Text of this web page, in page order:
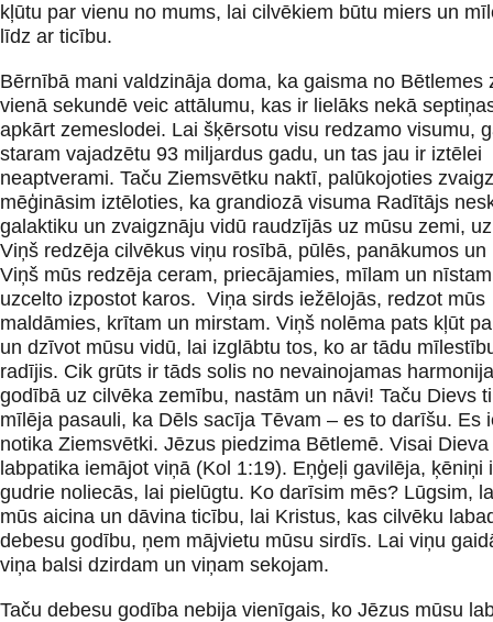
kļūtu par vienu no mums, lai cilvēkiem būtu miers un
līdz ar ticību.
Bērnībā mani valdzināja doma, ka gaisma no Bētlemes
vienā sekundē veic attālumu, kas ir lielāks nekā
apkārt zemeslodei. Lai šķērsotu visu redzamo visumu,
staram vajadzētu 93 miljardus gadu, un tas jau ir iztēlei
neaptverami. Taču Ziemsvētku naktī, palūkojoties
mēģināsim iztēloties, ka grandiozā visuma Radītājs
galaktiku un zvaigznāju vidū raudzījās uz mūsu zemi,
Viņš redzēja cilvēkus viņu rosībā, pūlēs, panākumos un
Viņš mūs redzēja ceram, priecājamies, mīlam un
uzcelto izpostot karos. Viņa sirds iežēlojās, redzot mūs
maldāmies, krītam un mirstam. Viņš nolēma pats kļūt
un dzīvot mūsu vidū, lai izglābtu tos, ko ar tādu
radījis. Cik grūts ir tāds solis no nevainojamas
godībā uz cilvēka zemību, nastām un nāvi! Taču Dievs
mīlēja pasauli, ka Dēls sacīja Tēvam – es to darīšu. Es
notika Ziemsvētki. Jēzus piedzima Bētlemē. Visai
labpatika iemājot viņā (Kol 1:19). Eņģeļi gavilēja, ķēniņi
gudrie noliecās, lai pielūgtu. Ko darīsim mēs? Lūgsim,
mūs aicina un dāvina ticību, lai Kristus, kas cilvēku
debesu godību, ņem mājvietu mūsu sirdīs. Lai viņu
viņa balsi dzirdam un viņam sekojam.
Taču debesu godība nebija vienīgais, ko Jēzus mūsu